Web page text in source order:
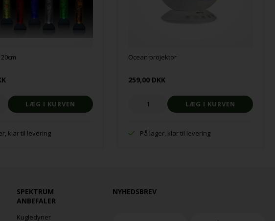
klar til levering
Ocean projektor
259,00 DKK
På lager, klar til levering
SPEKTRUM
ANBEFALER
Kugledyner
NYHEDSBREV